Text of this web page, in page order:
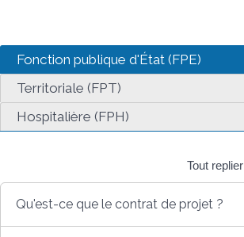
Fonction publique d'État (FPE)
Territoriale (FPT)
Hospitalière (FPH)
Tout replier
Qu'est-ce que le contrat de projet ?